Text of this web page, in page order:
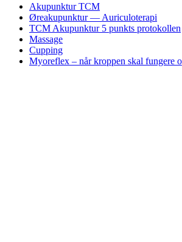
Akupunktur TCM
Øreakupunktur — Auriculoterapi
TCM Akupunktur 5 punkts protokollen
Massage
Cupping
Myoreflex – når kroppen skal fungere